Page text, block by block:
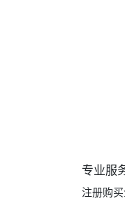
专业服
注册购